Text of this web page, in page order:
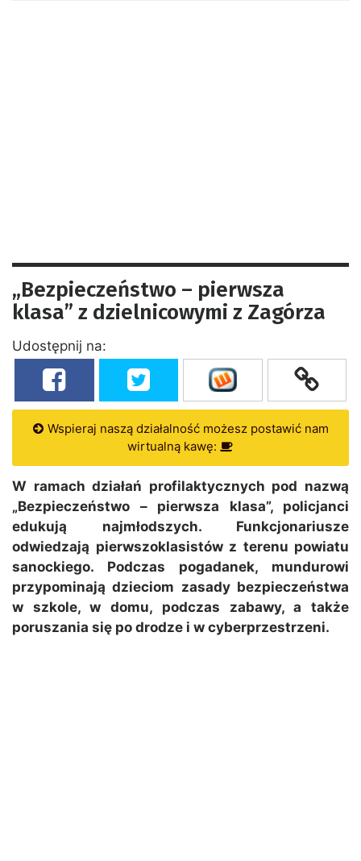
„Bezpieczeństwo – pierwsza
klasa” z dzielnicowymi z Zagórza
Udostępnij na:
Wspieraj naszą działalność możesz postawić nam
wirtualną kawę:
W ramach działań profilaktycznych pod nazwą
„Bezpieczeństwo – pierwsza klasa”, policjanci
edukują najmłodszych. Funkcjonariusze
odwiedzają pierwszoklasistów z terenu powiatu
sanockiego. Podczas pogadanek, mundurowi
przypominają dzieciom zasady bezpieczeństwa
w szkole, w domu, podczas zabawy, a także
poruszania się po drodze i w cyberprzestrzeni.